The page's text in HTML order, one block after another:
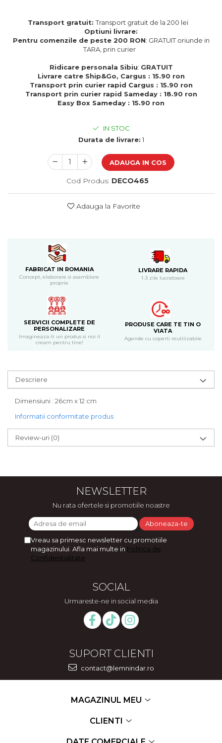
Papioane din lemn
Decoratiuni pentru casa
piele naturala
Cadouri de Paste
Produse personalizate pentru
nunti si botezuri
Cadouri personalizate pentru
Cadouri pentru profesori
Cadouri pentru iubit
Cadouri pentru tata
Cadouri pentru cea mai buna
prietena
Cadouri pentru bunici
Ateliere - planse cu nisip colorat
Transport gratuit:Transport gratuit de la 200 lei
Optiuni livrare:
Pentru comenzile de peste 200 RON: GRATUIT oriunde in
TARA, prin curier
Ridicare personala Sibiu: GRATUIT
Livrare catre Ship&Go, Cargus : 15.90 ron
Transport prin curier rapid Cargus : 15.90 ron
Transport prin curier rapid Sameday : 18.90 ron
Easy Box Sameday : 15.90 ron
IN STOC
Durata de livrare: 1
ADAUGA IN COS
Cod Produs: DECO465
Adauga la Favorite
FABRICAT IN ROMANIA
Concept, elaborare si asamblare
proprie
LIVRARE RAPIDA
1-3 zile lucratoare
SERVICII COMPLETE DE
PERSONALIZARE
Imagineaza-ti un produs si noi il
cream pentru tine!
PRODUSE CARE TE TIN O
VIATA
Agende cu coperti reutilizabile
Descriere
Dimensiuni : 26cm x 12 cm
Informatii conformitate produs
Review-uri (0)
NEWSLETTER
Nu rata ofertele si promotiile noastre
Vreau sa primesc newsletter cu promotiile
magazinului. Afla mai multe in Politica de
Confidentialitate
SOCIAL
Urmareste-ne in social media
SUPORT CLIENTI
contact@lemnindar.ro
MAGAZINUL MEU
CLIENTI